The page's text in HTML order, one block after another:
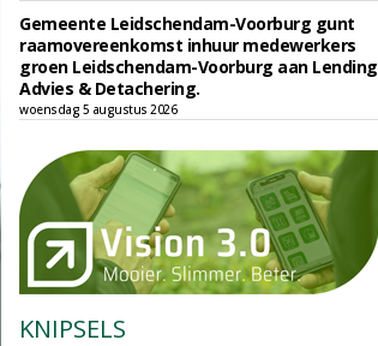
Gemeente Leidschendam-Voorburg gunt
raamovereenkomst inhuur medewerkers
groen Leidschendam-Voorburg aan Lending
Advies & Detachering.
woensdag 5 augustus 2026
KNIPSELS